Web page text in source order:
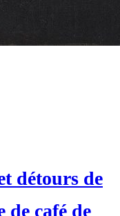
détours de
de café de